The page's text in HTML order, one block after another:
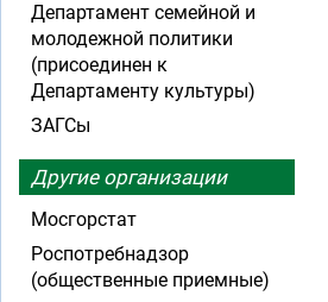
Департамент семейной и
молодежной политики
(присоединен к
Департаменту культуры)
ЗАГСы
Другие организации
Мосгорстат
Роспотребнадзор
(общественные приемные)